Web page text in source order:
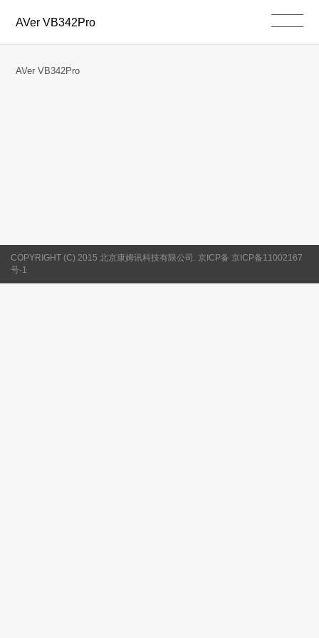
AVer VB342Pro
AVer VB342Pro
COPYRIGHT (C) 2015 北京康姆讯科技有限公司. 京ICP备 京ICP备11002167
号-1